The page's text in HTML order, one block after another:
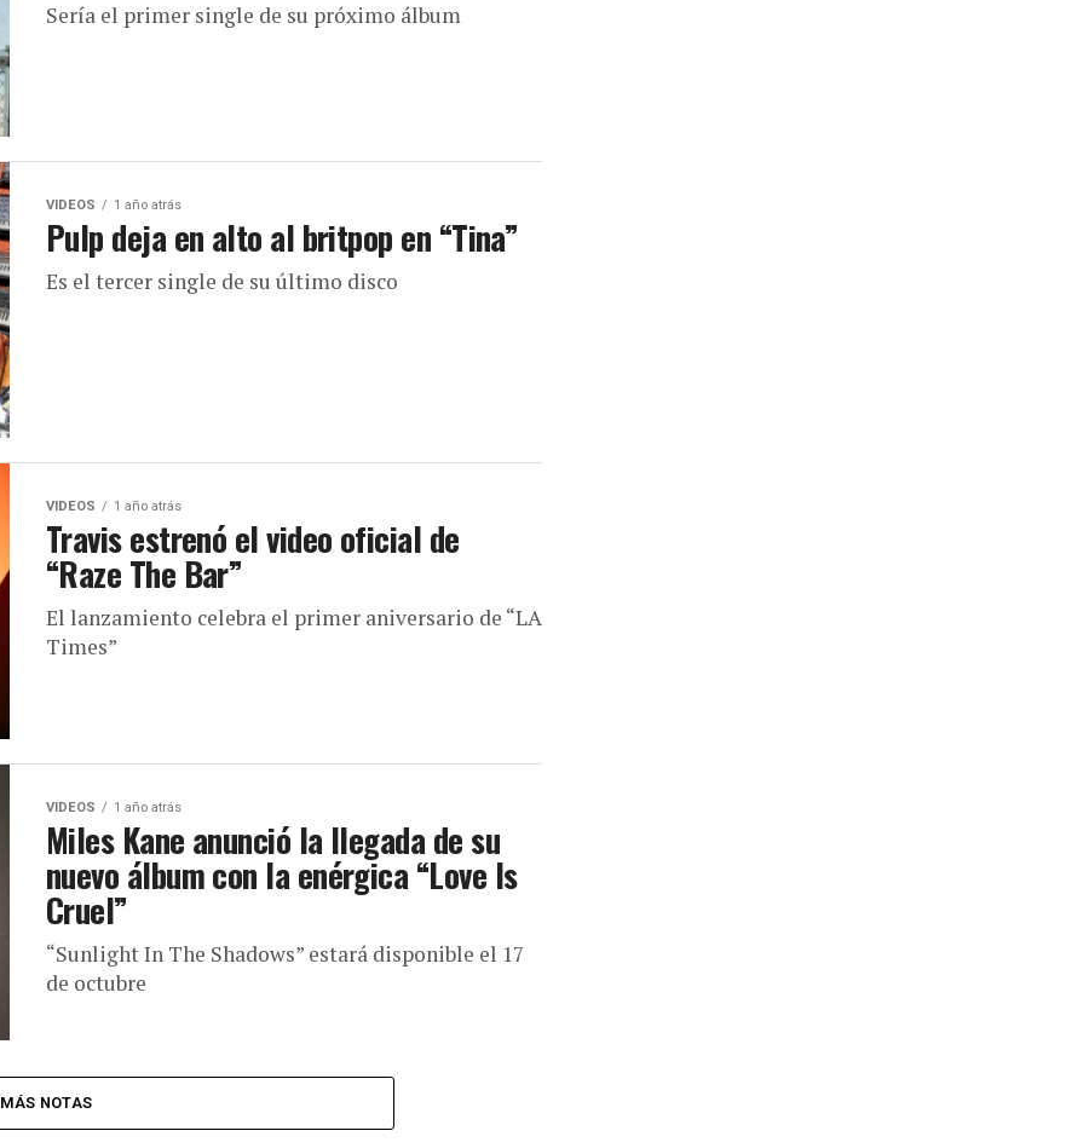
Sería el primer single de su próximo álbum
VIDEOS 1 año atrás
Pulp deja en alto al britpop en “Tina”
Es el tercer single de su último disco
VIDEOS 1 año atrás
Travis estrenó el video oficial de
“Raze The Bar”
El lanzamiento celebra el primer aniversario de “LA
Times”
VIDEOS 1 año atrás
Miles Kane anunció la llegada de su
nuevo álbum con la enérgica “Love Is
Cruel”
“Sunlight In The Shadows” estará disponible el 17
de octubre
MÁS NOTAS